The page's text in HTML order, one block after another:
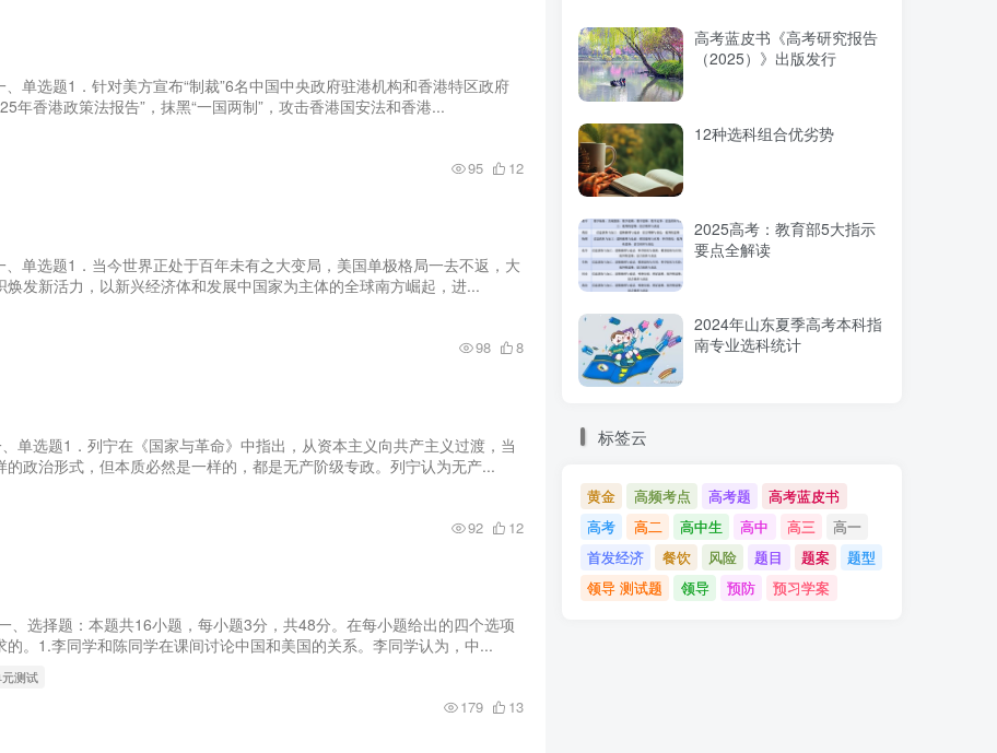
单选题1．针对美方宣布“制裁”6名中国中央政府驻港机构和香港特区政府
年香港政策法报告”，抹黑“一国两制”，攻击香港国安法和香港...
95 12
单选题1．当今世界正处于百年未有之大变局，美国单极格局一去不返，大
发新活力，以新兴经济体和发展中国家为主体的全球南方崛起，进...
98 8
单选题1．列宁在《国家与革命》中指出，从资本主义向共产主义过渡，当
政治形式，但本质必然是一样的，都是无产阶级专政。列宁认为无产...
92 12
、选择题：本题共16小题，每小题3分，共48分。在每小题给出的四个选项
。1.李同学和陈同学在课间讨论中国和美国的关系。李同学认为，中...
测试
179 13
高考蓝皮书《高考研究报告
（2025）》出版发行
12种选科组合优劣势
2025高考：教育部5大指示
要点全解读
2024年山东夏季高考本科指
南专业选科统计
标签云
黄金 高频考点 高考题
高考蓝皮书
高考
高二 高中生 高中 高三
高一
首发经济
餐饮 风险 题目 题案
题型
领导 测试题
领导 预防 预习学案